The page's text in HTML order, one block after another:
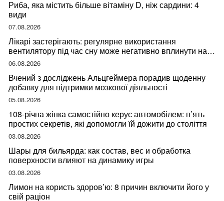
Риба, яка містить більше вітаміну D, ніж сардини: 4
види
07.08.2026
Лікарі застерігають: регулярне використання
вентилятору під час сну може негативно вплинути на
ваше здоров’я
06.08.2026
Вчений з досліджень Альцгеймера порадив щоденну
добавку для підтримки мозкової діяльності
05.08.2026
108-річна жінка самостійно керує автомобілем: п’ять
простих секретів, які допомогли їй дожити до століття
03.08.2026
Шары для бильярда: как состав, вес и обработка
поверхности влияют на динамику игры
03.08.2026
Лимон на користь здоров’ю: 8 причин включити його у
свій раціон